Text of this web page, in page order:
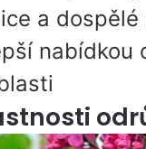
a
nabídkou